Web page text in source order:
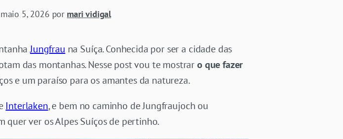
maio 5, 2026 por mari vidigal
Jungfrau na Suíça. Conhecida por ser a cidade das
das montanhas. Nesse post vou te mostraro que fazer
e um paraíso para os amantes da natureza.
Interlaken, e bem no caminho de Jungfraujoch ou
quer ver os Alpes Suíços de pertinho.